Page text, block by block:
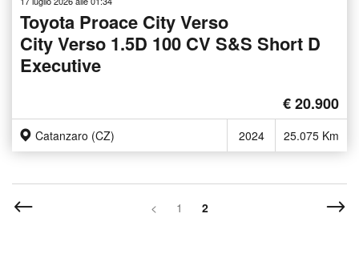
Toyota Proace City Verso
City Verso 1.5D 100 CV S&S Short D
Executive
€ 20.900
Catanzaro (CZ) 2024 25.075 Km
< 1 2